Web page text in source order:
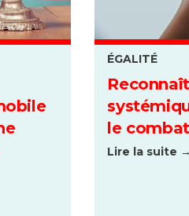
ÉGALITÉ
le
Lire la suite →